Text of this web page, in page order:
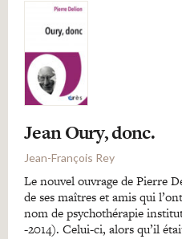
Jean Oury, donc.
Jean-François Rey
Le nouvel ouvrage de Pierre
de ses maîtres et amis qui
nom de psychothérapie
-2014). Celui-ci, alors qu’il